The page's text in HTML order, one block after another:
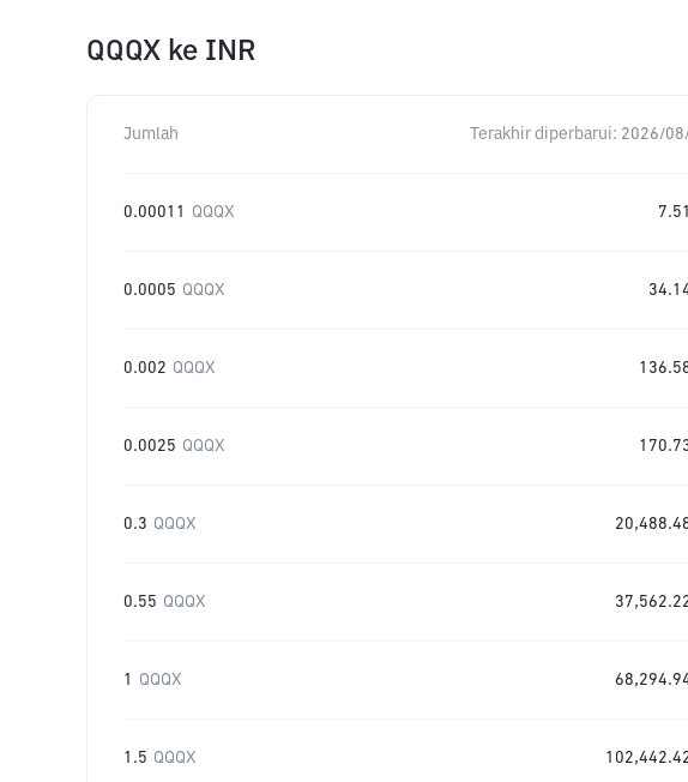
QQQX ke INR
Jumlah Terakhir diperbarui: 2026/
0.00011 QQQX
0.0005 QQQX
0.002 QQQX
0.0025 QQQX
0.3 QQQX
0.55 QQQX
1 QQQX
1.5 QQQX